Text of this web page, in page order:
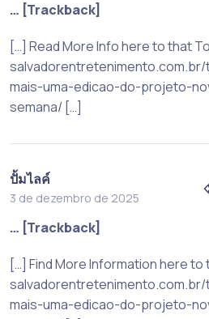
… [Trackback]
[…] Read More Info here to that
mais-uma-edicao-do-projeto-
semana/ […]
ปั้มไลค์
3 de dezembro de 2025
… [Trackback]
[…] Find More Information here to
mais-uma-edicao-do-projeto-